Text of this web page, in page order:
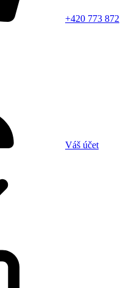
+420 773 872
Váš účet